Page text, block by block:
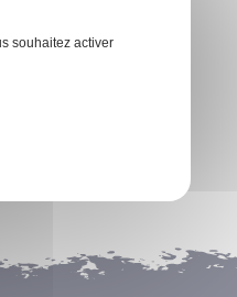
souhaitez activer